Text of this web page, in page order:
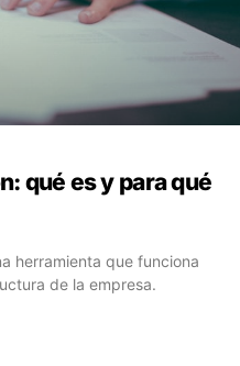
qué es y para qué
herramienta que funciona
de la empresa.